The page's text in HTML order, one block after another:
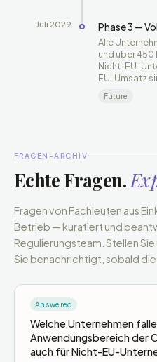
Juli 2029 Phase 3 —
Alle
und über
Nicht-EU-
EU-Umsatz
Future
FRAGEN-ARCHIV
Echte Fragen.
Fragen von Fachleuten aus
Betrieb — kuratiert und
Regulierungsteam. Stellen
Sie benachrichtigt, sobald
Answered
Welche Unternehmen
Anwendungsbereich der
auch für Nicht-EU-